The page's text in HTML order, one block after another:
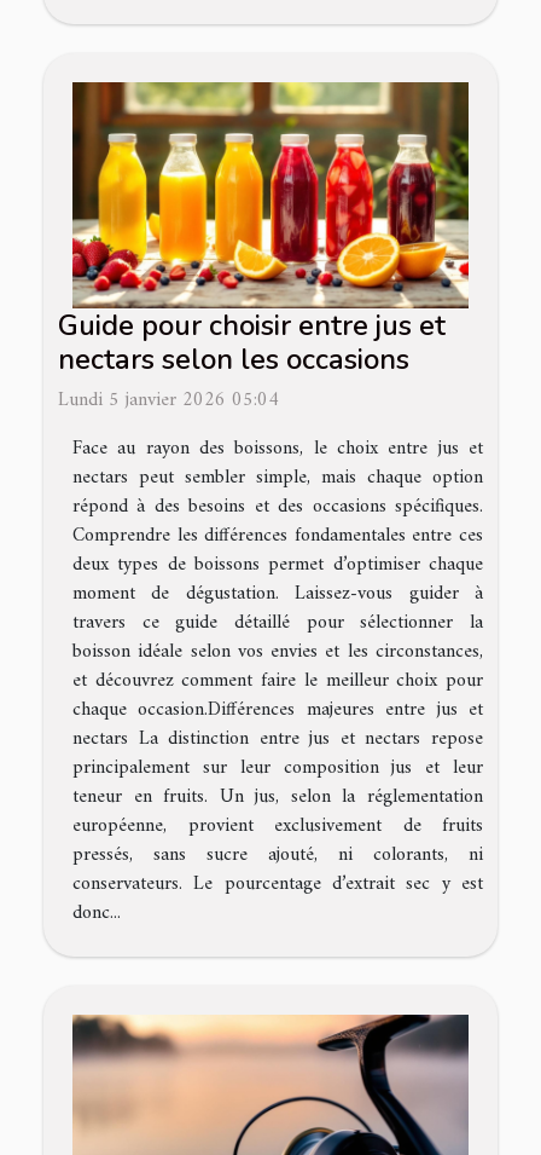
Guide pour choisir entre jus et
nectars selon les occasions
Lundi 5 janvier 2026 05:04
Face au rayon des boissons, le choix entre jus et
nectars peut sembler simple, mais chaque option
répond à des besoins et des occasions spécifiques.
Comprendre les différences fondamentales entre ces
deux types de boissons permet d’optimiser chaque
moment de dégustation. Laissez-vous guider à
travers ce guide détaillé pour sélectionner la
boisson idéale selon vos envies et les circonstances,
et découvrez comment faire le meilleur choix pour
chaque occasion.Différences majeures entre jus et
nectars La distinction entre jus et nectars repose
principalement sur leur composition jus et leur
teneur en fruits. Un jus, selon la réglementation
européenne, provient exclusivement de fruits
pressés, sans sucre ajouté, ni colorants, ni
conservateurs. Le pourcentage d’extrait sec y est
donc...